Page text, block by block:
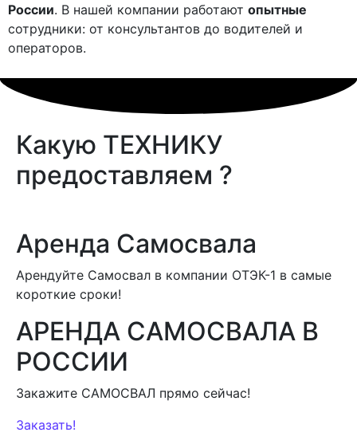
России. В нашей компании работают опытные
сотрудники: от консультантов до водителей и
операторов.
Какую ТЕХНИКУ
предоставляем ?
Аренда Самосвала
Арендуйте Самосвал в компании ОТЭК-1 в самые
короткие сроки!
АРЕНДА САМОСВАЛА В
РОССИИ
Закажите САМОСВАЛ прямо сейчас!
Заказать!